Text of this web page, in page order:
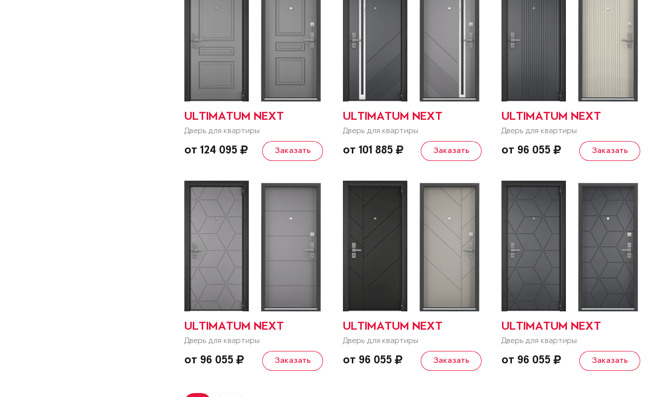
ULTIMATUM NEXT
Дверь для квартиры
от 124 095 Заказать
ULTIMATUM NEXT
Дверь для квартиры
от 101 885 Заказать
ULTIMATUM NEXT
Дверь для квартиры
от 96 055 Заказать
ULTIMATUM NEXT
Дверь для квартиры
от 96 055 Заказать
ULTIMATUM NEXT
Дверь для квартиры
от 96 055 Заказать
ULTIMATUM NEXT
Дверь для квартиры
от 96 055 Заказать